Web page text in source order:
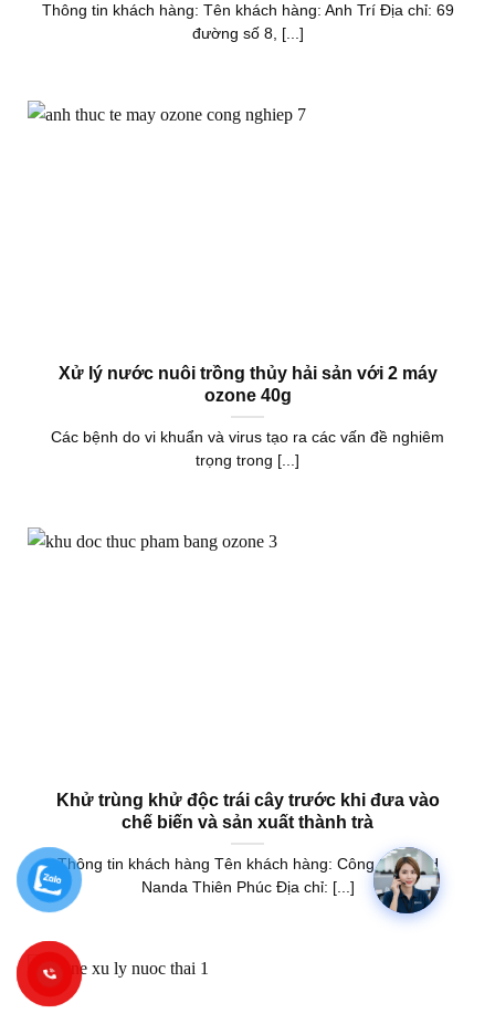
Thông tin khách hàng: Tên khách hàng: Anh Trí Địa chỉ: 69
đường số 8, [...]
Xử lý nước nuôi trồng thủy hải sản với 2 máy
ozone 40g
Các bệnh do vi khuẩn và virus tạo ra các vấn đề nghiêm
trọng trong [...]
Khử trùng khử độc trái cây trước khi đưa vào
chế biến và sản xuất thành trà
Thông tin khách hàng Tên khách hàng: Công ty TNHH
Nanda Thiên Phúc Địa chỉ: [...]